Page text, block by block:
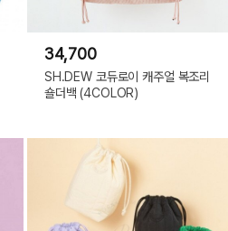
34,700
SH.DEW 코듀로이 캐주얼 복조리
숄더백 (4COLOR)